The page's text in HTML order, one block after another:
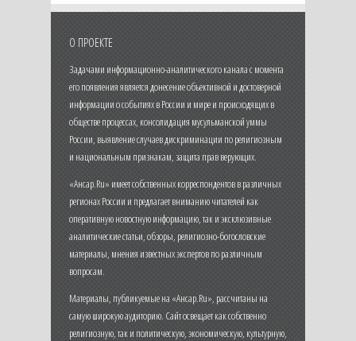
О ПРОЕКТЕ
Задачами информационно-аналитического канала с момента
его появления является донесение объективной и достоверной
информации о событиях в России и мире и происходящих в
обществе процессах, консолидация мусульманской уммы
России, выявление случаев дискриминации по религиозным
и национальным признакам, защита прав верующих.
«Ансар.Ru» имеет собственных корреспондентов в различных
регионах России и предлагает вниманию читателей как
оперативную новостную информацию, так и эксклюзивные
аналитические статьи, обзоры, религиозно-богословские
материалы, мнения известных экспертов по различным
вопросам.
Материалы, публикуемые на «Ансар.Ru», рассчитаны на
самую широкую аудиторию. Сайт освещает как собственно
религиозную, так и политическую, экономическую, культурную,